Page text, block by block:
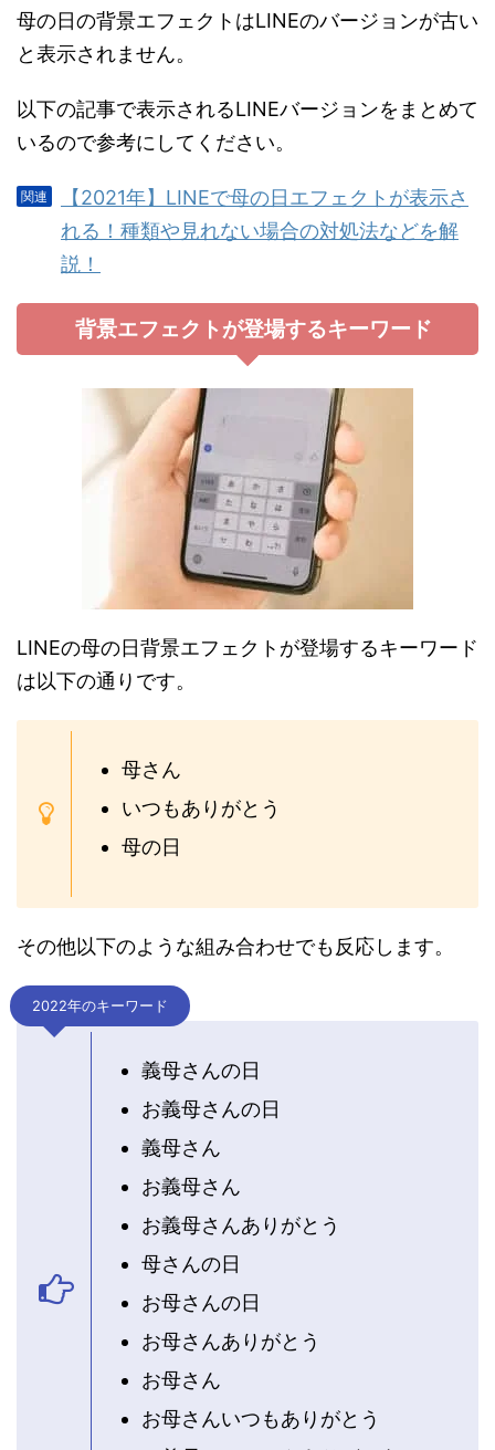
母の日の背景エフェクトはLINEのバージョンが古い
と表示されません。
以下の記事で表示されるLINEバージョンをまとめて
いるので参考にしてください。
【2021年】LINEで母の日エフェクトが表示さ
れる！種類や見れない場合の対処法などを解
説！
背景エフェクトが登場するキーワード
LINEの母の日背景エフェクトが登場するキーワード
は以下の通りです。
母さん
いつもありがとう
母の日
その他以下のような組み合わせでも反応します。
2022年のキーワード
義母さんの日
お義母さんの日
義母さん
お義母さん
お義母さんありがとう
母さんの日
お母さんの日
お母さんありがとう
お母さん
お母さんいつもありがとう